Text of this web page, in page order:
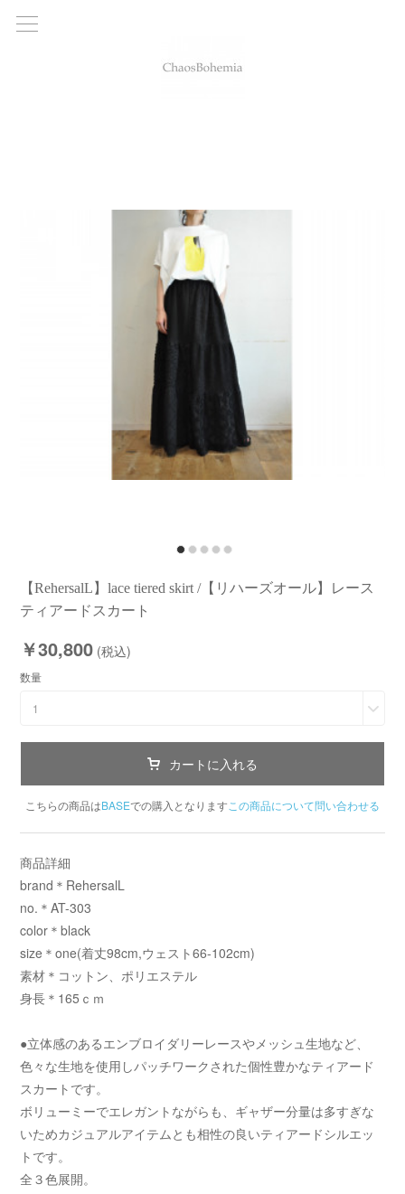
【RehersalL】lace tiered skirt /【リハーズオール】レース
ティアードスカート
￥30,800 (税込)
数量
1
カートに入れる
こちらの商品はBASEでの購入となります この商品について問い合わせる
商品詳細
brand＊RehersalL
no.＊AT-303
color＊black
size＊one(着丈98cm,ウェスト66-102cm)
素材＊コットン、ポリエステル
身長＊165ｃｍ
●立体感のあるエンブロイダリーレースやメッシュ生地など、
色々な生地を使用しパッチワークされた個性豊かなティアード
スカートです。
ボリューミーでエレガントながらも、ギャザー分量は多すぎな
いためカジュアルアイテムとも相性の良いティアードシルエッ
トです。
全３色展開。